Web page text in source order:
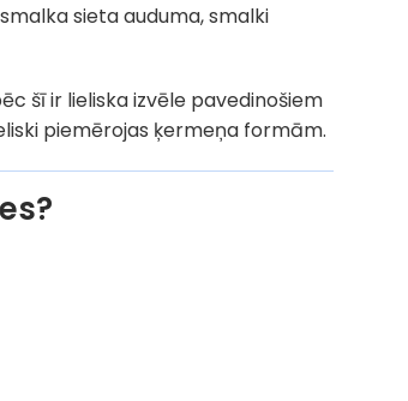
sieta auduma, smalki
šī ir lieliska izvēle pavedinošiem
piemērojas ķermeņa formām.